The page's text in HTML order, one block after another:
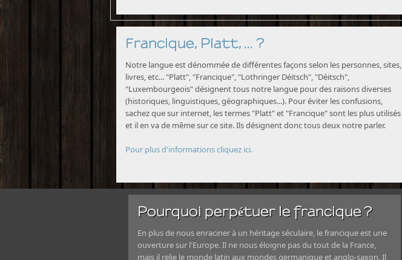
Francique, Platt, ... ?
Notre langue est dénommée de différentes façons selon les personnes, sites,
livres, etc... "Platt", "Francique", "Lothringer Déitsch", "Déitsch",
"Luxembourgeois" désignent tous notre langue pour des raisons diverses
(historiques, linguistiques, géographiques...). Pour éviter les confusions,
sachez que sur internet, les termes "Platt" et "Francique" sont les plus utilisés
et il en va de même sur ce site. Ils désignent donc tous deux notre parler.
Pour plus d'informations cliquez ici.
Pourquoi perpétuer le francique ?
En plus de nous enraciner à un héritage séculaire, le francique est une
ouverture sur l'Europe. Il ne nous éloigne pas du tout de la France,
mais il relie le monde latin aux mondes germanique et anglo-saxon. Il